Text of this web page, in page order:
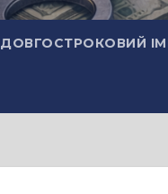
ДОВГОСТРОКОВИЙ